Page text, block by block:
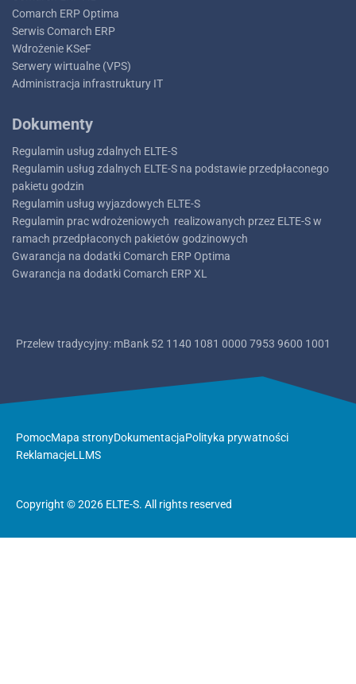
Comarch ERP Optima
Serwis Comarch ERP
Wdrożenie KSeF
Serwery wirtualne (VPS)
Administracja infrastruktury IT
Dokumenty
Regulamin usług zdalnych ELTE-S
Regulamin usług zdalnych ELTE-S na podstawie przedpłaconego
pakietu godzin
Regulamin usług wyjazdowych ELTE-S
Regulamin prac wdrożeniowych realizowanych przez ELTE-S w
ramach przedpłaconych pakietów godzinowych
Gwarancja na dodatki Comarch ERP Optima
Gwarancja na dodatki Comarch ERP XL
Przelew tradycyjny: mBank 52 1140 1081 0000 7953 9600 1001
PomocMapa stronyDokumentacjaPolityka prywatności
ReklamacjeLLMS
Copyright © 2026 ELTE-S. All rights reserved